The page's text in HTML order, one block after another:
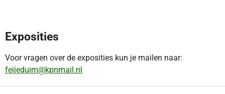
Exposities
Voor vragen over de exposities kun je mailen naar:
feijeduim@kpnmail.nl